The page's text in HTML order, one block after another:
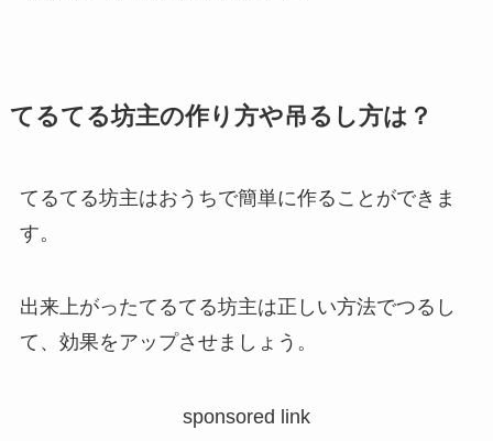
てるてる坊主の作り方や吊るし方は？
てるてる坊主はおうちで簡単に作ることができま
す。
出来上がったてるてる坊主は正しい方法でつるし
て、効果をアップさせましょう。
sponsored link